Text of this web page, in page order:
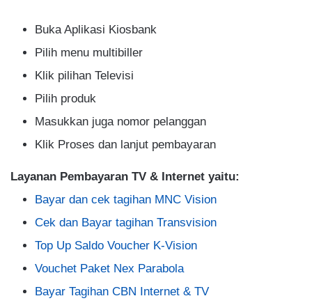
Buka Aplikasi Kiosbank
Pilih menu multibiller
Klik pilihan Televisi
Pilih produk
Masukkan juga nomor pelanggan
Klik Proses dan lanjut pembayaran
Layanan Pembayaran TV & Internet yaitu:
Bayar dan cek tagihan MNC Vision
Cek dan Bayar tagihan Transvision
Top Up Saldo Voucher K-Vision
Vouchet Paket Nex Parabola
Bayar Tagihan CBN Internet & TV